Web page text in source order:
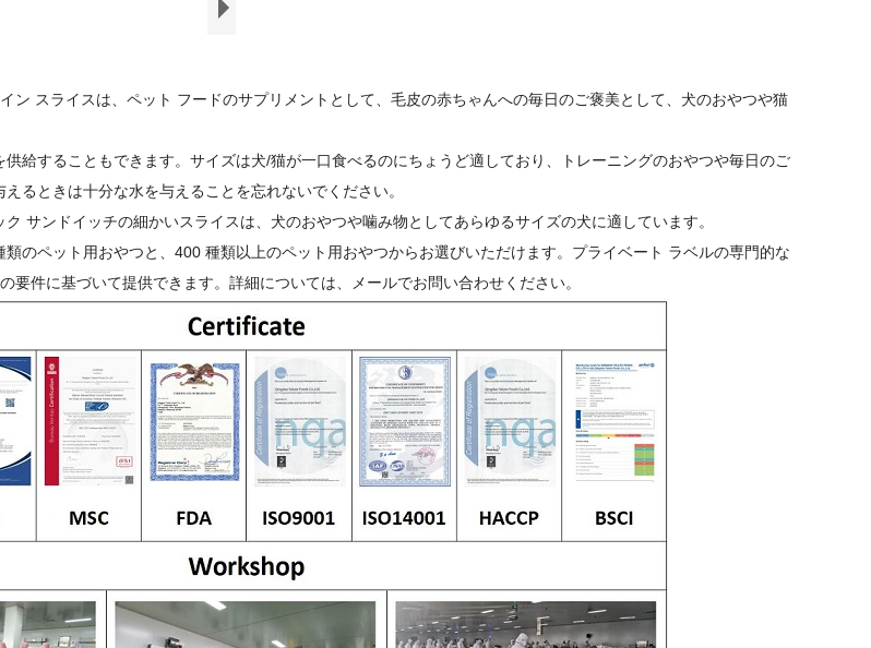
ン スライスは、ペット フードのサプリメントとして、毛皮の赤ちゃんへの毎日のご褒美として、犬のおやつや猫
給することもできます。サイズは犬/猫が一口食べるのにちょうど適しており、トレーニングのおやつや毎日のご
るときは十分な水を与えることを忘れないでください。
サンドイッチの細かいスライスは、犬のおやつや噛み物としてあらゆるサイズの犬に適しています。
類のペット用おやつと、400 種類以上のペット用おやつからお選びいただけます。プライベート ラベルの専門的な
要件に基づいて提供できます。詳細については、メールでお問い合わせください。